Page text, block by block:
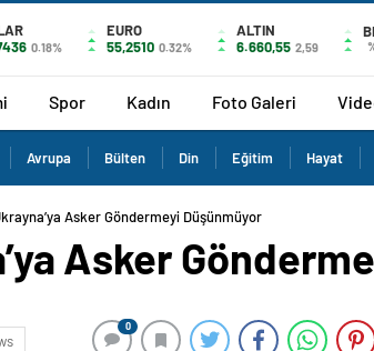
0.18%
EURO
55,2510 0.32%
ALTIN
6.660,55 2,59
Spor Kadın Foto Galeri
Avrupa Bülten Din Eğitim Hayat
Asker Göndermeyi Düşünmüyor
Asker
0